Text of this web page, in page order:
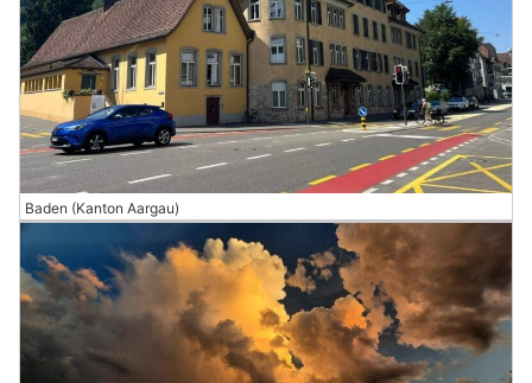
Baden (Kanton Aargau)